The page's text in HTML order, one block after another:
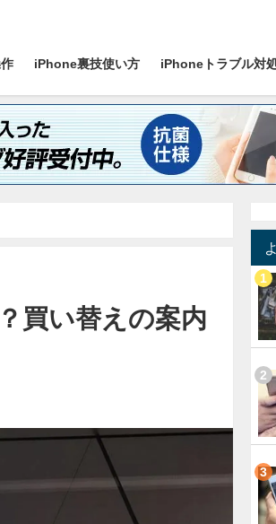
iPhone裏技使い方 iPhoneトラブル対
買い替えの案内